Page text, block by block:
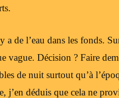
a de l’eau dans les fonds.
vague. Décision ? Faire
de nuit surtout qu’à
j’en déduis que cela ne